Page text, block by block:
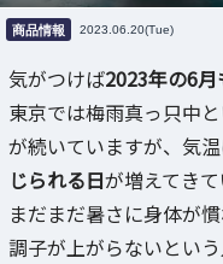
商品情報 2023.06.20(Tue)
気がつけば2023年の6
東京では梅雨真っ只中
が続いていますが、気
じられる日が増えてきて
まだまだ暑さに身体が
調子が上がらないとい